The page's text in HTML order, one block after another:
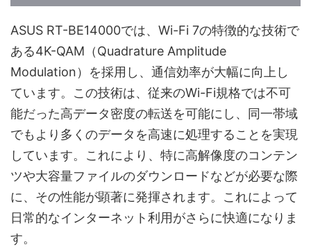
ASUS RT-BE14000では、Wi-Fi 7の特徴的な技術で
ある4K-QAM（Quadrature Amplitude
Modulation）を採用し、通信効率が大幅に向上し
ています。この技術は、従来のWi-Fi規格では不可
能だった高データ密度の転送を可能にし、同一帯域
でもより多くのデータを高速に処理することを実現
しています。これにより、特に高解像度のコンテン
ツや大容量ファイルのダウンロードなどが必要な際
に、その性能が顕著に発揮されます。これによって
日常的なインターネット利用がさらに快適になりま
す。